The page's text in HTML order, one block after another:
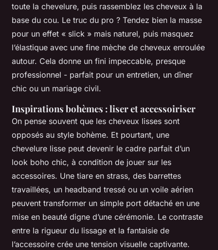
toute la chevelure, puis rassemblez les cheveux à la
base du cou. Le truc du pro ? Tendez bien la masse
pour un effet « slick » mais naturel, puis masquez
l’élastique avec une fine mèche de cheveux enroulée
autour. Cela donne un fini impeccable, presque
professionnel - parfait pour un entretien, un dîner
chic ou un mariage civil.
Inspirations bohèmes : liser et accessoiriser
On pense souvent que les cheveux lisses sont
opposés au style bohème. Et pourtant, une
chevelure lisse peut devenir le cadre parfait d’un
look boho chic, à condition de jouer sur les
accessoires. Une tiare en strass, des barrettes
travaillées, un headband tressé ou un voile aérien
peuvent transformer un simple port détaché en une
mise en beauté digne d’une cérémonie. Le contraste
entre la rigueur du lissage et la fantaisie de
l’accessoire crée une tension visuelle captivante.